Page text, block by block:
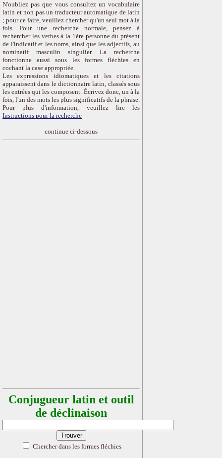
N'oubliez pas que vous consultez un vocabulaire
latin et non pas un traducteur automatique de latin
; pour ce faire, veuillez chercher qu'un seul mot à la
fois. Pour une recherche normale, pensez à
rechercher les verbes à la 1ère personne du présent
de l'indicatif et les noms, ainsi que les adjectifs, au
nominatif masculin singulier. La recherche
fonctionne aussi sous les formes fléchies en
cochant la case appropriée.
Les expressions idiomatiques et les citations
apparaissent dans le dictionnaire latin, classés sous
les entrées qui les composent. Écrivez donc, un à la
fois, l'un des mots les plus significatifs de la phrase.
Pour plus d'information, veuillez lire les
Instructions pour la recherche
continue ci-dessous
Conjugueur latin et outil
de déclinaison
Chercher dans les formes fléchies